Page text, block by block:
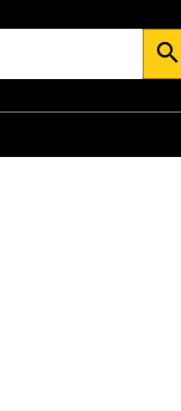
search